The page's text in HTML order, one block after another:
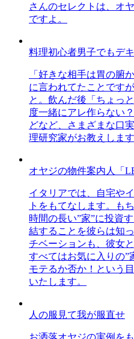
さんのセレクトは、オ
ですよ。
料理初心者男子でもデ
「好きな相手は胃の腑
に言われてたことです
と。飲んだ後「ちょっ
度一緒にアレ作らない
どなど、さまざまな口
理研究家がお教えします
オヤジの物件案内人「
イタリアでは、自宅や
トをもてなします。も
時間の長い”家”に投資
結することを彼らは知
チベーションも、彼女
すべてはお気に入りの”
モテるか否か！という
いたします。
人の服見て我が服直せ